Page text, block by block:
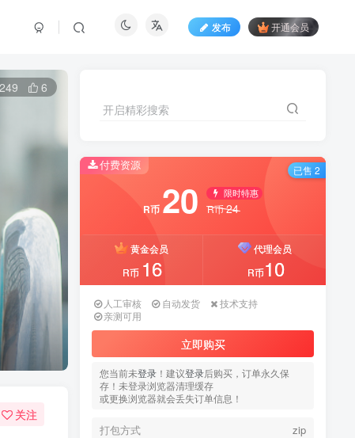
发布 开通会员
249 6
关注
开启精彩搜索
付费资源
R币 20 限时特惠
R币24
黄金会员
R币 16
代理会员
R币10
人工审核 自动发货
技术支持
亲测可用
立即购买
您当前未登录 ！建议登录后购买，订单永久保
存！未登录浏览器清理缓存
或更换浏览器就会丢失订单信息！
打包方式 zip
已售 2